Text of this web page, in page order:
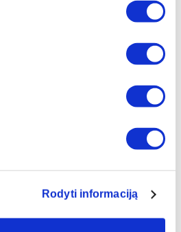
Rodyti informaciją
rėmelį, kuris drobę
drobę, susisiekite su